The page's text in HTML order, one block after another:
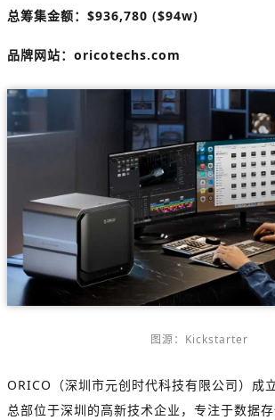
总筹集金额： $936,780 ($94w)
品牌网站： oricotechs.com
图源：Kickstarter
ORICO（深圳市元创时代科技有限公司）成
总部位于深圳的高新技术企业，专注于数据